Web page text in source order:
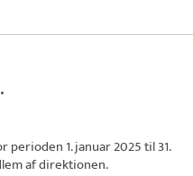
1. januar 2025 til 31.
af direktionen.